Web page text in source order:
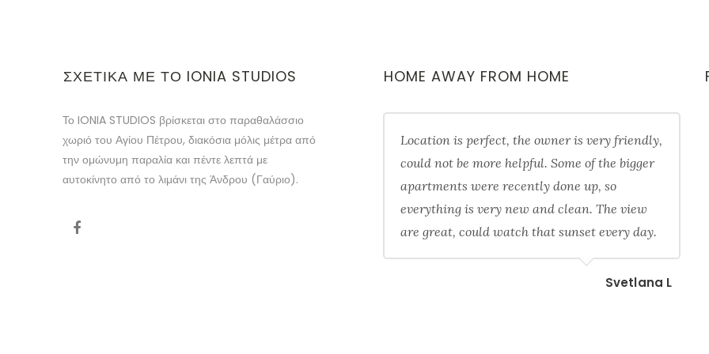
ΣΧΕΤΙΚΆ ΜΕ ΤΟ IONIA STUDIOS
Το IONIA STUDIOS βρίσκεται στο παραθαλάσσιο
χωριό του Αγίου Πέτρου, διακόσια μόλις μέτρα από
την ομώνυμη παραλία και πέντε λεπτά με
αυτοκίνητο από το λιμάνι της Άνδρου (Γαύριο).
HOME AWAY FROM HOME
Location is perfect, the owner is very friendly,
could not be more helpful. Some of the bigger
apartments were recently done up, so
everything is very new and clean. The view
are great, could watch that sunset every day.
Svetlana L